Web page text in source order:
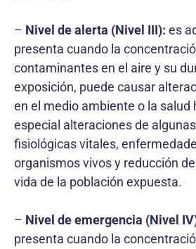
– Nivel de alerta (Nivel III): es
presenta cuando la
contaminantes en el aire y su
exposición, puede causar
en el medio ambiente o la salud
especial alteraciones de
fisiológicas vitales,
organismos vivos y reducción
vida de la población expuesta.
– Nivel de emergencia (Nivel
presenta cuando la